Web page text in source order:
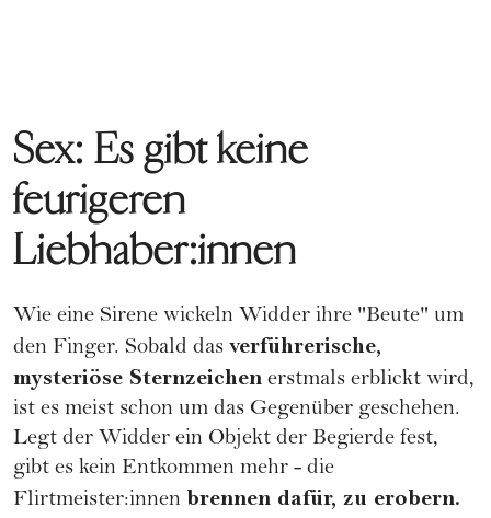
Sex: Es gibt keine
feurigeren
Liebhaber:innen
Wie eine Sirene wickeln Widder ihre "Beute" um
den Finger. Sobald das verführerische,
mysteriöse Sternzeichen erstmals erblickt wird,
ist es meist schon um das Gegenüber geschehen.
Legt der Widder ein Objekt der Begierde fest,
gibt es kein Entkommen mehr - die
Flirtmeister:innen brennen dafür, zu erobern.